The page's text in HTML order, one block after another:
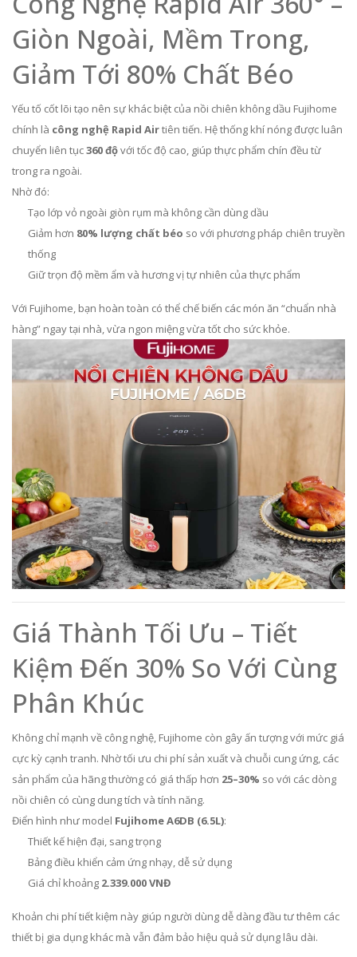
Giòn Ngoài, Mềm Trong,
Giảm Tới 80% Chất Béo
Yếu tố cốt lõi tạo nên sự khác biệt của nồi chiên không dầu Fujihome
chính là công nghệ Rapid Airtiên tiến. Hệ thống khí nóng được luân
chuyển liên tục360 độvới tốc độ cao, giúp thực phẩm chín đều từ
trong ra ngoài.
Nhờ đó:
Tạo lớp vỏ ngoài giòn rụm mà không cần dùng dầu
Giảm hơn 80% lượng chất béo so với phương pháp chiên truyền
thống
Giữ trọn độ mềm ẩm và hương vị tự nhiên của thực phẩm
Với Fujihome, bạn hoàn toàn có thể chế biến các món ăn “chuẩn nhà
hàng” ngay tại nhà, vừa ngon miệng vừa tốt cho sức khỏe.
Giá Thành Tối Ưu – Tiết
Kiệm Đến 30% So Với Cùng
Phân Khúc
Không chỉ mạnh về công nghệ, Fujihome còn gây ấn tượng với mức giá
cực kỳ cạnh tranh. Nhờ tối ưu chi phí sản xuất và chuỗi cung ứng, các
sản phẩm của hãng thường có giá thấp hơn 25–30% so với các dòng
nồi chiên có cùng dung tích và tính năng.
Điển hình như model Fujihome A6DB (6.5L):
Thiết kế hiện đại, sang trọng
Bảng điều khiển cảm ứng nhạy, dễ sử dụng
Giá chỉ khoảng 2.339.000 VNĐ
Khoản chi phí tiết kiệm này giúp người dùng dễ dàng đầu tư thêm các
thiết bị gia dụng khác mà vẫn đảm bảo hiệu quả sử dụng lâu dài.